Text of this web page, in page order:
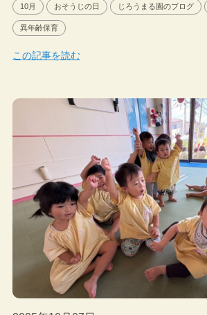
10月 おそうじの日 じろうまる園のブログ
異年齢保育
この記事を読む